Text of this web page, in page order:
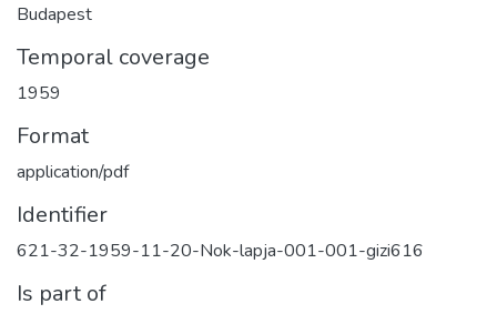
Budapest
Temporal coverage
1959
Format
application/pdf
Identifier
621-32-1959-11-20-Nok-lapja-001-001-gizi616
Is part of